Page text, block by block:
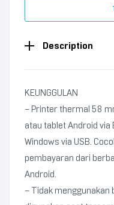
Description
KEUNGGULAN
– Printer thermal 58
atau tablet Android
Windows via USB.
pembayaran dari
Android.
– Tidak menggunakan